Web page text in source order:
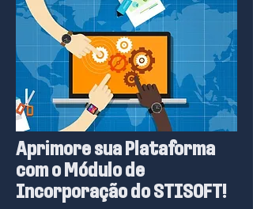
Aprimore sua Plataforma
com o Módulo de
Incorporação do STISOFT!